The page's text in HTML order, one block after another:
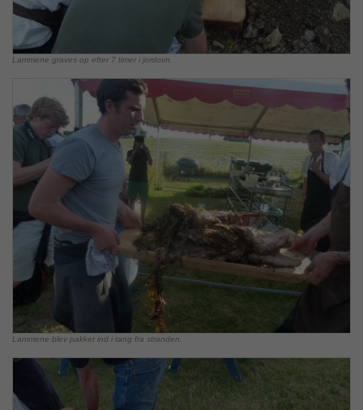
Lammene graves op efter 7 timer i jordovn.
Lammene blev pakket ind i tang fra stranden.